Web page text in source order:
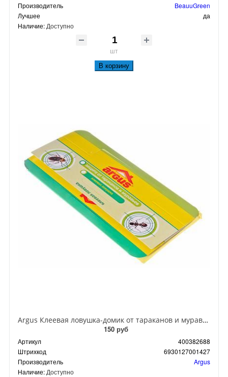
Производитель
BeauuGreen
Лучшее
да
Наличие: Доступно
шт
В корзину
Argus Клеевая ловушка-домик от тараканов и муравьев
150 руб
Артикул
400382688
Штрихкод
6930127001427
Производитель
Argus
Наличие: Доступно